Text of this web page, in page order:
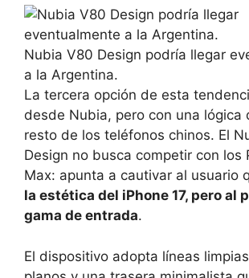
Nubia V80 Design podría llegar
a la Argentina.
La tercera opción de esta
desde Nubia, pero con una lógica
resto de los teléfonos chinos. El
Design no busca competir con los
Max: apunta a cautivar al usuario
la estética del iPhone 17, pero al
gama de entrada.
El dispositivo adopta líneas